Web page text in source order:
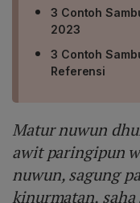
3 Contoh
2023
3 Contoh
Referensi
Matur nuwun
awit paringipun
nuwun, sagung
kinurmatan, saha